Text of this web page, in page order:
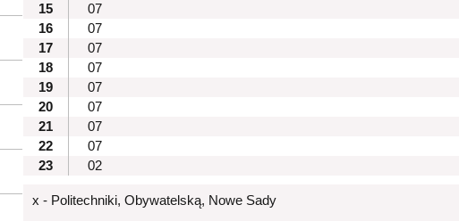
15
07
16
07
17
07
18
07
19
07
20
07
21
07
22
07
23
02
x - Politechniki, Obywatelską, Nowe Sady